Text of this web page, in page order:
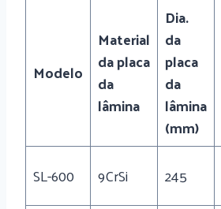
Modelo
Material
da placa
da
lâmina
Dia.
da
placa
da
lâmina
(mm)
SL-600 9CrSi 245